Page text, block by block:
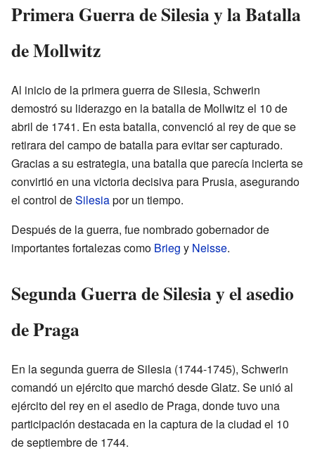
Primera Guerra de Silesia y la Batalla
de Mollwitz
Al inicio de la primera guerra de Silesia, Schwerin
demostró su liderazgo en la batalla de Mollwitz el 10 de
abril de 1741. En esta batalla, convenció al rey de que se
retirara del campo de batalla para evitar ser capturado.
Gracias a su estrategia, una batalla que parecía incierta se
convirtió en una victoria decisiva para Prusia, asegurando
el control deSilesiapor un tiempo.
Después de la guerra, fue nombrado gobernador de
importantes fortalezas como Brieg y Neisse.
Segunda Guerra de Silesia y el asedio
de Praga
En la segunda guerra de Silesia (1744-1745), Schwerin
comandó un ejército que marchó desde Glatz. Se unió al
ejército del rey en el asedio de Praga, donde tuvo una
participación destacada en la captura de la ciudad el 10
de septiembre de 1744.